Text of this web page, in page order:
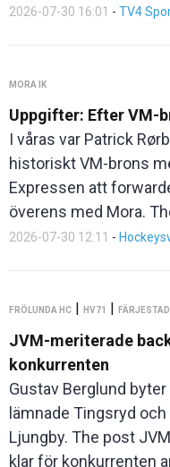
2026-07-30 16:01 - TV4
MORA IK
Uppgifter: Efter VM-
I våras var Patrick
historiskt VM-brons
Expressen att
överens med Mora.
2026-07-30 12:11 -
FRÖLUNDA HC | HV71 |
JVM-meriterade
konkurrenten
Gustav Berglund
lämnade Tingsryd
Ljungby. The post
klar för konkurrenten